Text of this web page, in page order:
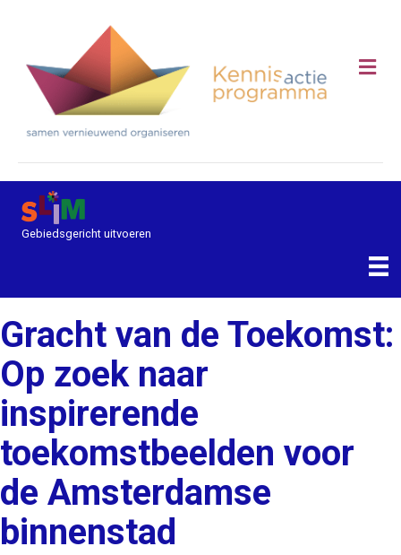
Gebiedsgericht uitvoeren
Gracht van de Toekomst:
Op zoek naar
inspirerende
toekomstbeelden voor
de Amsterdamse
binnenstad